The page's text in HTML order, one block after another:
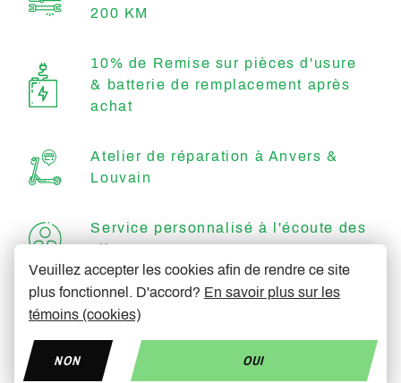
200 KM
10% de Remise sur pièces d'usure
& batterie de remplacement après
achat
Atelier de réparation à Anvers &
Louvain
Service personnalisé à l'écoute des
clients
Efficace & rapide
Veuillez accepter les cookies afin de rendre ce site
plus fonctionnel. D'accord? En savoir plus sur les
témoins (cookies)
NON OUI